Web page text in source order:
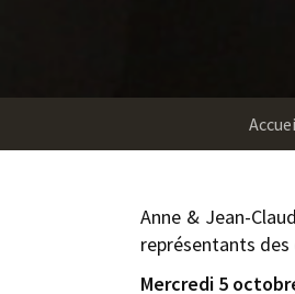
Anne & Jean-
représentants
Mercredi 5 octobre